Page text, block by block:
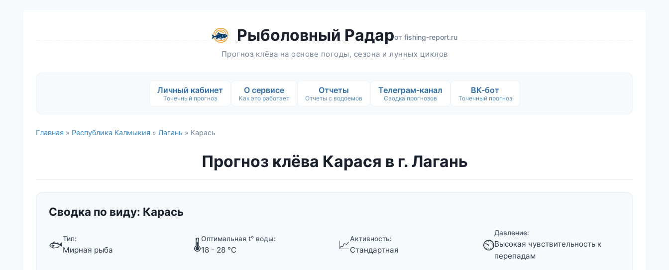
Рыболовный Радарот fishing-report.ru
Прогноз клёва на основе погоды, сезона и лунных циклов
Личный кабинет
Точечный прогноз
О сервисе
Как это работает
Отчеты
Отчеты с водоемов
Телеграм-канал
Сводка прогнозов
ВК-бот
Точечный прогноз
Главная » Республика Калмыкия » Лагань » Карась
Прогноз клёва Карася в г. Лагань
Сводка по виду: Карась
🐟Тип:
Мирная рыба 🌡️Оптимальная t° воды:
18 - 28 °C 📈Активность:
Стандартная ⏲️
Давление:
Высокая чувствительность к
перепадам